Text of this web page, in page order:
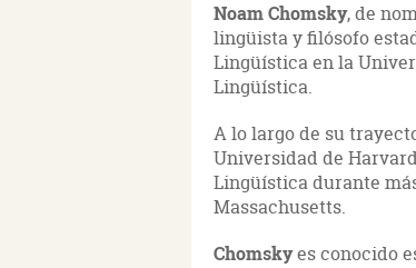
Noam Chomsky, de
lingüista y filósofo
Lingüística en la
Lingüística.
A lo largo de su
Universidad de
Lingüística durante
Massachusetts.
Chomskyes conocido